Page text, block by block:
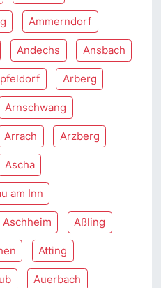
Ammerndorf
Andechs Ansbach
Arberg
Arnschwang
Arrach Arzberg
Ascha
am Inn
Aschheim Aßling
Atting
Auerbach